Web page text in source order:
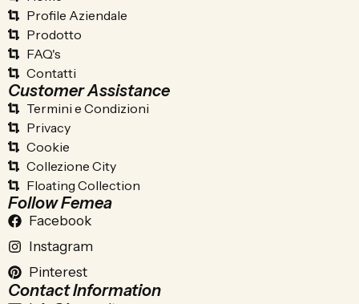
Profile Aziendale
Prodotto
FAQ's
Contatti
Customer Assistance
Termini e Condizioni
Privacy
Cookie
Collezione City
Floating Collection
Follow Femea
Facebook
Instagram
Pinterest
Contact Information